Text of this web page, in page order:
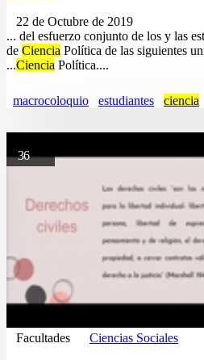
22 de Octubre de 2019
... del esfuerzo conjunto de los y las
de Ciencia Política de las siguientes
...Ciencia Política....
macrocoloquio estudiantes ciencia
36
Facultades Ciencias Sociales